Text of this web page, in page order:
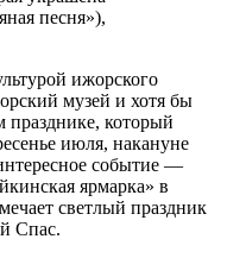
песня»),
ижорского
музей и хотя бы
празднике, который
июля, накануне
событие —
ярмарка» в
светлый праздник
Спас.